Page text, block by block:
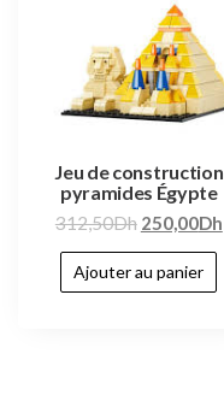
Jeu de construction
pyramides Égypte
312,50Dh 250,00Dh
Ajouter au panier